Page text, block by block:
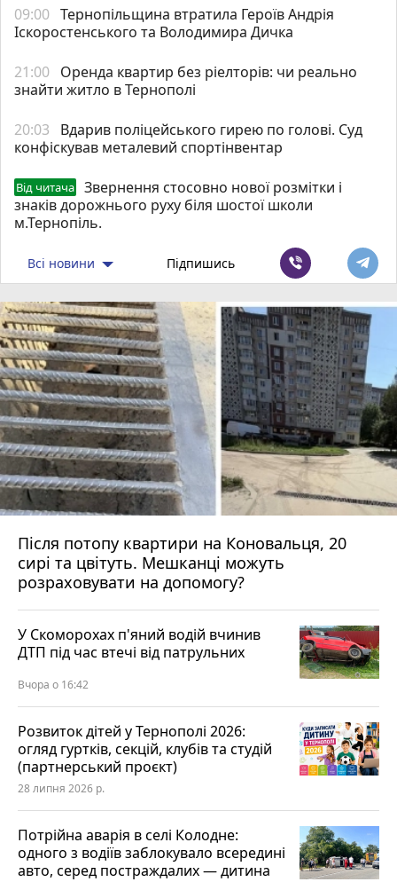
09:00 Тернопільщина втратила Героїв Андрія
Іскоростенського та Володимира Дичка
21:00 Оренда квартир без ріелторів: чи реально
знайти житло в Тернополі
20:03
Вдарив поліцейського гирею по голові. Суд
конфіскував металевий спортінвентар
Від читача
Звернення стосовно нової розмітки і
знаків дорожнього руху біля шостої школи
м.Тернопіль.
Всі новини Підпишись
Після потопу квартири на Коновальця, 20
сирі та цвітуть. Мешканці можуть
розраховувати на допомогу?
У Скоморохах п'яний водій вчинив
ДТП під час втечі від патрульних
Вчора о 16:42
Розвиток дітей у Тернополі 2026:
огляд гуртків, секцій, клубів та студій
(партнерський проєкт)
28 липня 2026 р.
Потрійна аварія в селі Колодне:
одного з водіїв заблокувало всередині
авто, серед постраждалих — дитина